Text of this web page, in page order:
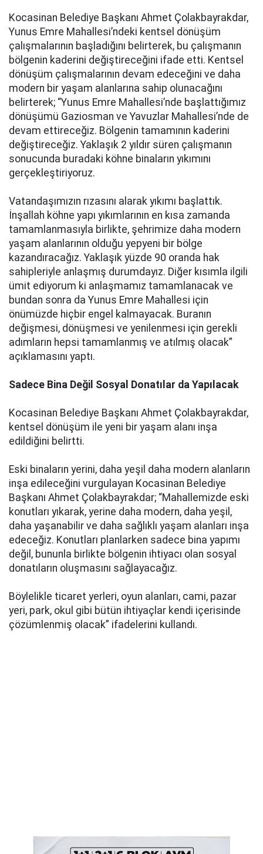
Kocasinan Belediye Başkanı Ahmet Çolakbayrakdar,
Yunus Emre Mahallesi’ndeki kentsel dönüşüm
çalışmalarının başladığını belirterek, bu çalışmanın
bölgenin kaderini değiştireceğini ifade etti. Kentsel
dönüşüm çalışmalarının devam edeceğini ve daha
modern bir yaşam alanlarına sahip olunacağını
belirterek; “Yunus Emre Mahallesi’nde başlattığımız
dönüşümü Gaziosman ve Yavuzlar Mahallesi’nde de
devam ettireceğiz. Bölgenin tamamının kaderini
değiştireceğiz. Yaklaşık 2 yıldır süren çalışmanın
sonucunda buradaki köhne binaların yıkımını
gerçekleştiriyoruz.
Vatandaşımızın rızasını alarak yıkımı başlattık.
İnşallah köhne yapı yıkımlarının en kısa zamanda
tamamlanmasıyla birlikte, şehrimize daha modern
yaşam alanlarının olduğu yepyeni bir bölge
kazandıracağız. Yaklaşık yüzde 90 oranda hak
sahipleriyle anlaşmış durumdayız. Diğer kısımla ilgili
ümit ediyorum ki anlaşmamız tamamlanacak ve
bundan sonra da Yunus Emre Mahallesi için
önümüzde hiçbir engel kalmayacak. Buranın
değişmesi, dönüşmesi ve yenilenmesi için gerekli
adımların hepsi tamamlanmış ve atılmış olacak”
açıklamasını yaptı.
Sadece Bina Değil Sosyal Donatılar da Yapılacak
Kocasinan Belediye Başkanı Ahmet Çolakbayrakdar,
kentsel dönüşüm ile yeni bir yaşam alanı inşa
edildiğini belirtti.
Eski binaların yerini, daha yeşil daha modern alanların
inşa edileceğini vurgulayan Kocasinan Belediye
Başkanı Ahmet Çolakbayrakdar; “Mahallemizde eski
konutları yıkarak, yerine daha modern, daha yeşil,
daha yaşanabilir ve daha sağlıklı yaşam alanları inşa
edeceğiz. Konutları planlarken sadece bina yapımı
değil, bununla birlikte bölgenin ihtiyacı olan sosyal
donatıların oluşmasını sağlayacağız.
Böylelikle ticaret yerleri, oyun alanları, cami, pazar
yeri, park, okul gibi bütün ihtiyaçlar kendi içerisinde
çözümlenmiş olacak” ifadelerini kullandı.